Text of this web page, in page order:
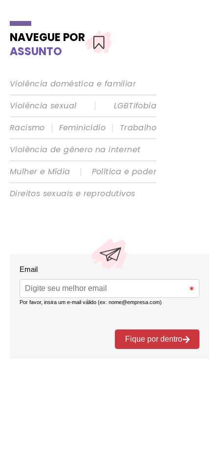
NAVEGUE POR
ASSUNTO
Violência doméstica e familiar
Violência sexual
|
LGBTIfobia
Racismo
| Feminicídio |
Trabalho
Violência de gênero na internet
Mulher e Mídia
|
Política e poder
Direitos sexuais e reprodutivos